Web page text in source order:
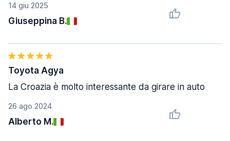
14 giu 2025
Giuseppina B.
26 ago 2024
Alberto M.
Toyota Agya
La Croazia è molto interessante da girare in auto